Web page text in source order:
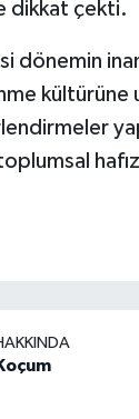
dikkat çekti.
dönemin
kültürüne